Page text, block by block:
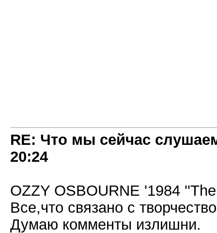
RE: Что мы сейчас
20:24
OZZY OSBOURNE '1984
Все,что связано с
Думаю комменты излишни.